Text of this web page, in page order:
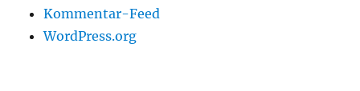
Kommentar-Feed
WordPress.org